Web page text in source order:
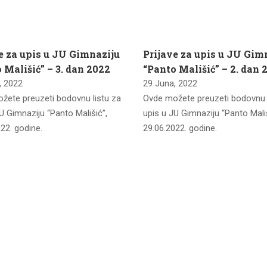
za upis u JU Gimnaziju
Mališić” – 3. dan 2022
2022
preuzeti bodovnu listu za
Gimnaziju “Panto Mališić”,
godine.
Prijave za upis u JU
“Panto Mališić” – 2. dan
29 Juna, 2022
Ovde možete preuzeti
upis u JU Gimnaziju “Panto
29.06.2022. godine.